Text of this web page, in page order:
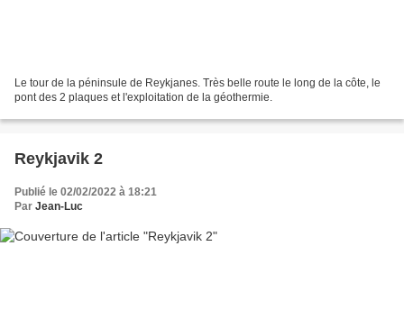
Le tour de la péninsule de Reykjanes. Très belle route le long de la côte, le
pont des 2 plaques et l'exploitation de la géothermie.
Reykjavik 2
Publié le 02/02/2022 à 18:21
Par Jean-Luc